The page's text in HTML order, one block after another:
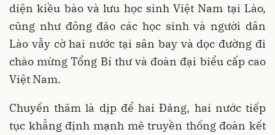
diện kiều bào và lưu học sinh Việt Nam tại Lào,
cũng như đông đảo các học sinh và người dân
Lào vẫy cờ hai nước tại sân bay và dọc đường đi
chào mừng Tổng Bí thư và đoàn đại biểu cấp cao
Việt Nam.
Chuyến thăm là dịp để hai Đảng, hai nước tiếp
tục khẳng định mạnh mẽ truyền thống đoàn kết